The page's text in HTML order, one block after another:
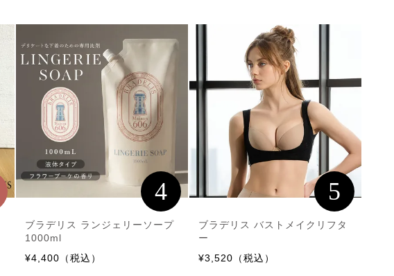
4
ブラデリス ランジェリーソープ
1000ml
¥4,400（税込）
5
ブラデリス バストメイクリフタ
ー
¥3,520（税込）